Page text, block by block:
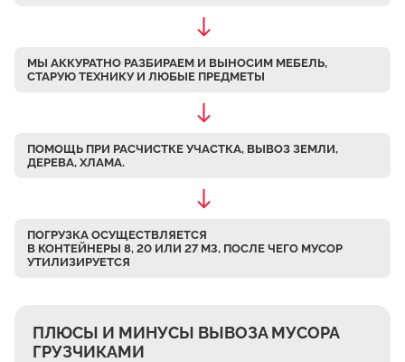
Поповка
Кривцы
Бритово
Верхнее Велино
Нижнее Велино
МЫ АККУРАТНО РАЗБИРАЕМ И ВЫНОСИМ МЕБЕЛЬ,
СТАРУЮ ТЕХНИКУ И ЛЮБЫЕ ПРЕДМЕТЫ
ПОМОЩЬ ПРИ РАСЧИСТКЕ УЧАСТКА, ВЫВОЗ ЗЕМЛИ,
ДЕРЕВА, ХЛАМА.
ПОГРУЗКА ОСУЩЕСТВЛЯЕТСЯ
В КОНТЕЙНЕРЫ 8, 20 ИЛИ 27 М3, ПОСЛЕ ЧЕГО МУСОР
УТИЛИЗИРУЕТСЯ
ПЛЮСЫ И МИНУСЫ ВЫВОЗА МУСОРА
ГРУЗЧИКАМИ